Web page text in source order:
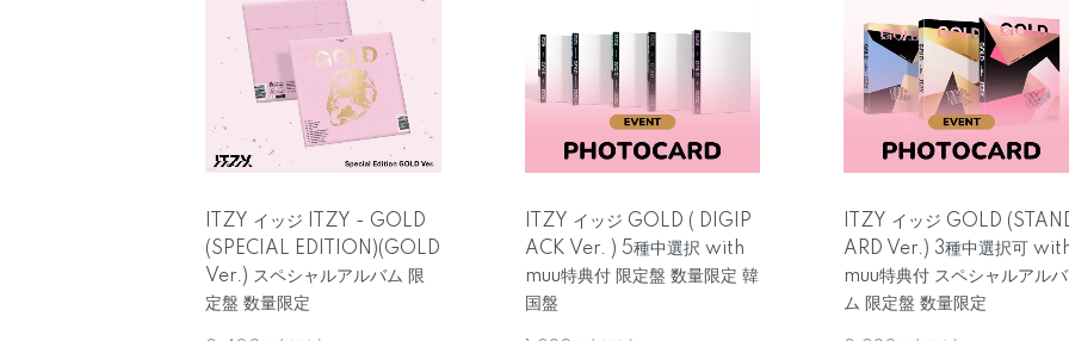
ITZY イッジ ITZY - GOLD
(SPECIAL EDITION)(GOLD
Ver.) スペシャルアルバム 限
定盤 数量限定
ITZY イッジ GOLD ( DIGIP
ACK Ver. ) 5種中選択 with
muu特典付 限定盤 数量限定 韓
国盤
ITZY イッジ GOLD
ARD Ver.) 3種中選択可
muu特典付 スペシャルアルバ
ム 限定盤 数量限定